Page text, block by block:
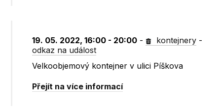
19. 05. 2022, 16:00 - 20:00 - kontejnery -
odkaz na událost
Velkoobjemový kontejner v ulici Píškova
Přejít na více informací